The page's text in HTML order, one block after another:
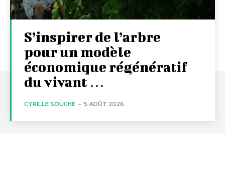
S’inspirer de l’arbre
pour un modèle
économique régénératif
du vivant …
CYRILLE SOUCHE - 5 AOÛT 2026